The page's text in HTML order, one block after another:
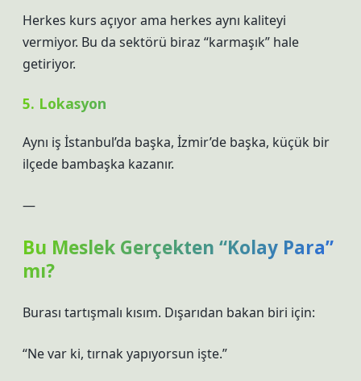
Herkes kurs açıyor ama herkes aynı kaliteyi
vermiyor. Bu da sektörü biraz “karmaşık” hale
getiriyor.
5. Lokasyon
Aynı iş İstanbul’da başka, İzmir’de başka, küçük bir
ilçede bambaşka kazanır.
—
Bu Meslek Gerçekten “Kolay Para”
mı?
Burası tartışmalı kısım. Dışarıdan bakan biri için:
“Ne var ki, tırnak yapıyorsun işte.”